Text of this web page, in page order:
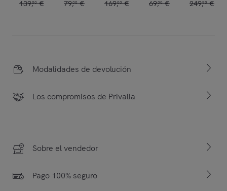
139,00 € 79,00 € 169,00 € 69,00 € 249,90 €
Modalidades de devolución
Los compromisos de Privalia
Sobre el vendedor
Pago 100% seguro